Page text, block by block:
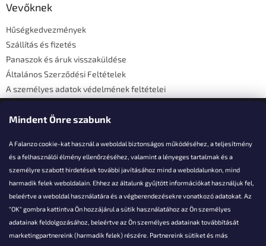
Mindent Önre szabunk
A Falanzo cookie-kat használ a weboldal biztonságos működéséhez, a teljesítmény
és a felhasználói élmény ellenőrzéséhez, valamint a lényeges tartalmak és a
személyre szabott hirdetések további javításához mind a weboldalunkon, mind
harmadik felek weboldalain. Ehhez az általunk gyűjtött információkat használjuk fel,
beleértve a weboldal használatára és a végberendezésekre vonatkozó adatokat. Az
"OK" gombra kattintva Ön hozzájárul a sütik használatához az Ön személyes
adatainak feldolgozásához, beleértve az Ön személyes adatainak továbbítását
marketingpartnereink (harmadik felek) részére. Partnereink sütiket és más
Vevőknek
Hűségkedvezmények
Szállítás és fizetés
Panaszok és áruk visszaküldése
Általános Szerződési Feltételek
A személyes adatok védelmének feltételei
Elérhetőségi adatok
Akarsz kérdezni valamit?
info@falanzo.hu